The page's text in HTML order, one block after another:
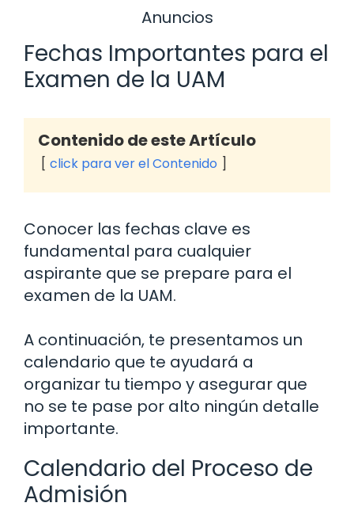
Anuncios
Fechas Importantes para el
Examen de la UAM
Contenido de este Artículo
click para ver el Contenido
Conocer las fechas clave es
fundamental para cualquier
aspirante que se prepare para el
examen de la UAM.
A continuación, te presentamos un
calendario que te ayudará a
organizar tu tiempo y asegurar que
no se te pase por alto ningún detalle
importante.
Calendario del Proceso de
Admisión